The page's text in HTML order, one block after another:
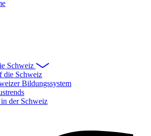
Schweiz
die Schweiz
Bildungssystem
der Schweiz